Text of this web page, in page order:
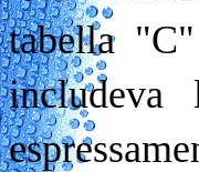
tabella